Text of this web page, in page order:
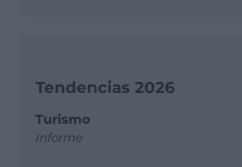
Tendencias 2026
Turismo
Informe